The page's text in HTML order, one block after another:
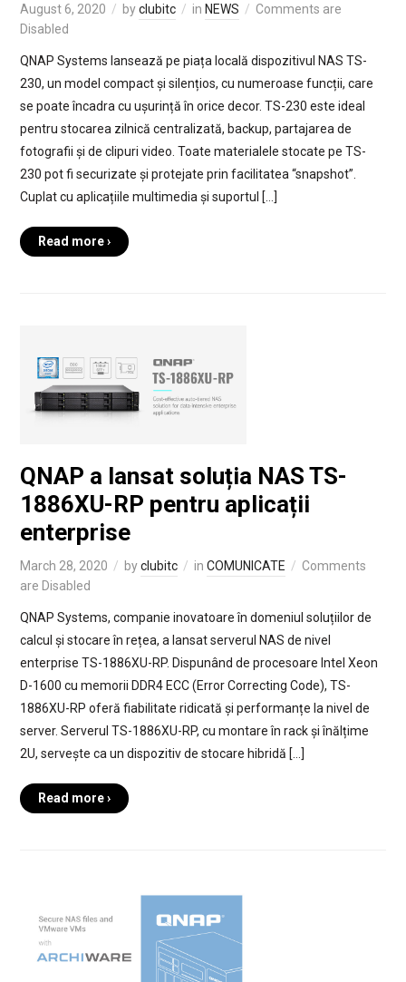
August 6, 2020 byclubitc in NEWS
Comments are
Disabled
QNAP Systems lansează pe piața locală dispozitivul NAS TS-
230, un model compact și silențios, cu numeroase funcții, care
se poate încadra cu ușurință în orice decor. TS-230 este ideal
pentru stocarea zilnică centralizată, backup, partajarea de
fotografii și de clipuri video. Toate materialele stocate pe TS-
230 pot fi securizate și protejate prin facilitatea “snapshot”.
Cuplat cu aplicațiile multimedia și suportul […]
Read more ›
QNAP a lansat soluția NAS TS-
1886XU-RP pentru aplicații
enterprise
March 28, 2020 byclubitc in COMUNICATE
Comments
are Disabled
QNAP Systems, companie inovatoare în domeniul soluțiilor de
calcul și stocare în rețea, a lansat serverul NAS de nivel
enterprise TS-1886XU-RP. Dispunând de procesoare Intel Xeon
D-1600 cu memorii DDR4 ECC (Error Correcting Code), TS-
1886XU-RP oferă fiabilitate ridicată și performanțe la nivel de
server. Serverul TS-1886XU-RP, cu montare în rack și înălțime
2U, servește ca un dispozitiv de stocare hibridă […]
Read more ›